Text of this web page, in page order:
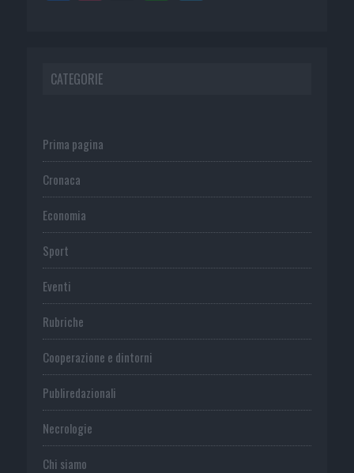
CATEGORIE
Prima pagina
Cronaca
Economia
Sport
Eventi
Rubriche
Cooperazione e dintorni
Publiredazionali
Necrologie
Chi siamo